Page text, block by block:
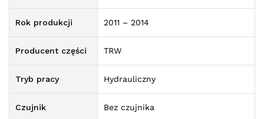
Rok produkcji 2011 – 2014
Producent części TRW
Tryb pracy Hydrauliczny
Czujnik Bez czujnika